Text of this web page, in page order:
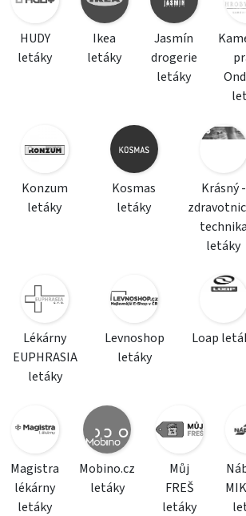
HUDY
letáky
Ikea
letáky
Jasmín
drogerie
letáky
Konzum
letáky
Kosmas
letáky
Krásný -
technika
letáky
Lékárny
EUPHRASIA
letáky
Levnoshop
letáky
Loap
Magistra
lékárny
letáky
Mobino.cz
letáky
Můj
FREŠ
letáky